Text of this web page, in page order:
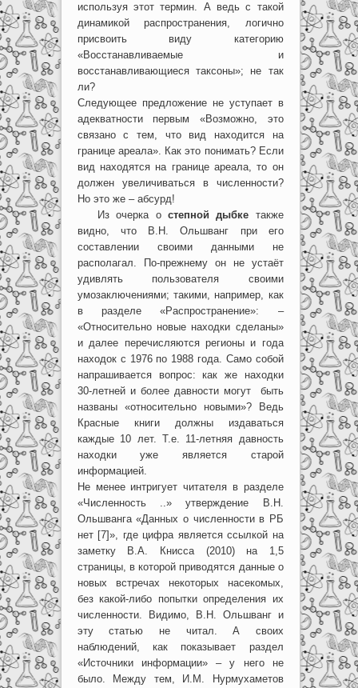
используя этот термин. А ведь с такой
динамикой распространения, логично
присвоить виду категорию
«Восстанавливаемые и
восстанавливающиеся таксоны»; не так
ли?
Следующее предложение не уступает в
адекватности первым «Возможно, это
связано с тем, что вид находится на
границе ареала». Как это понимать? Если
вид находятся на границе ареала, то он
должен увеличиваться в численности?
Но это же – абсурд!
Из очерка остепной дыбке также
видно, что В.Н. Ольшванг при его
составлении своими данными не
располагал. По-прежнему он не устаёт
удивлять пользователя своими
умозаключениями; такими, например, как
в разделе «Распространение»: –
«Относительно новые находки сделаны»
и далее перечисляются регионы и года
находок с 1976 по 1988 года. Само собой
напрашивается вопрос: как же находки
30-летней и более давности могут быть
названы «относительно новыми»? Ведь
Красные книги должны издаваться
каждые 10 лет. Т.е. 11-летняя давность
находки уже является старой
информацией.
Не менее интригует читателя в разделе
«Численность ..» утверждение В.Н.
Ольшванга «Данных о численности в РБ
нет [7]», где цифра является ссылкой на
заметку В.А. Книсса (2010) на 1,5
страницы, в которой приводятся данные о
новых встречах некоторых насекомых,
без какой-либо попытки определения их
численности. Видимо, В.Н. Ольшванг и
эту статью не читал. А своих
наблюдений, как показывает раздел
«Источники информации» – у него не
было. Между тем, И.М. Нурмухаметов